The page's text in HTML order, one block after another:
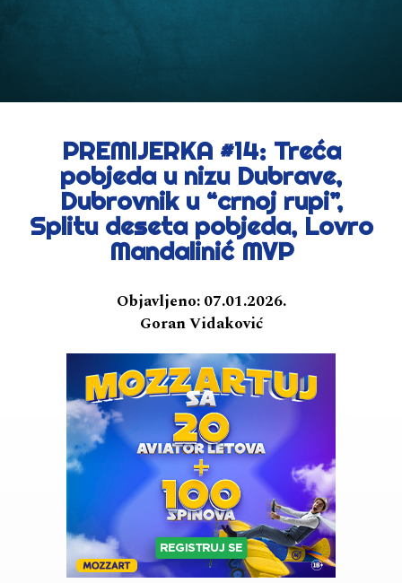
PREMIJERKA #14: Treća
pobjeda u nizu Dubrave,
Dubrovnik u “crnoj rupi”,
Splitu deseta pobjeda, Lovro
Mandalinić MVP
Objavljeno: 07.01.2026.
Goran Vidaković